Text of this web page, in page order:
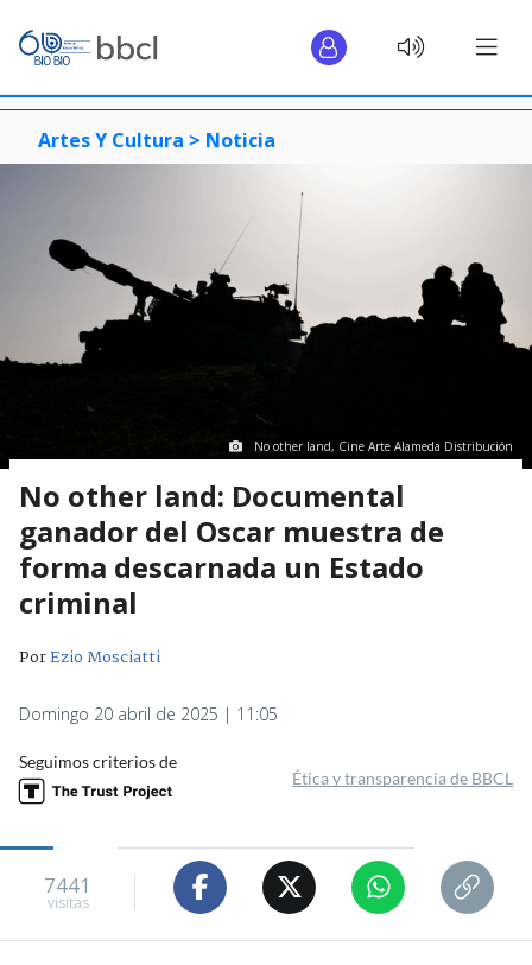
Artes Y Cultura > Noticia
No other land, Cine Arte Alameda Distribución
No other land: Documental
ganador del Oscar muestra de
forma descarnada un Estado
criminal
PorEzio Mosciatti
Domingo 20 abril de 2025 | 11:05
Seguimos criterios de
Ética y transparencia de BBCL
7441
visitas